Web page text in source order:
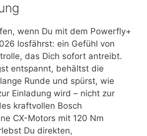
wenn Du mit dem Powerfly+
losfährst: ein Gefühl von
das Dich sofort antreibt.
entspannt, behältst die
Runde und spürst, wie
Einladung wird – nicht zur
kraftvollen Bosch
CX-Motors mit 120 Nm
Du direkten,